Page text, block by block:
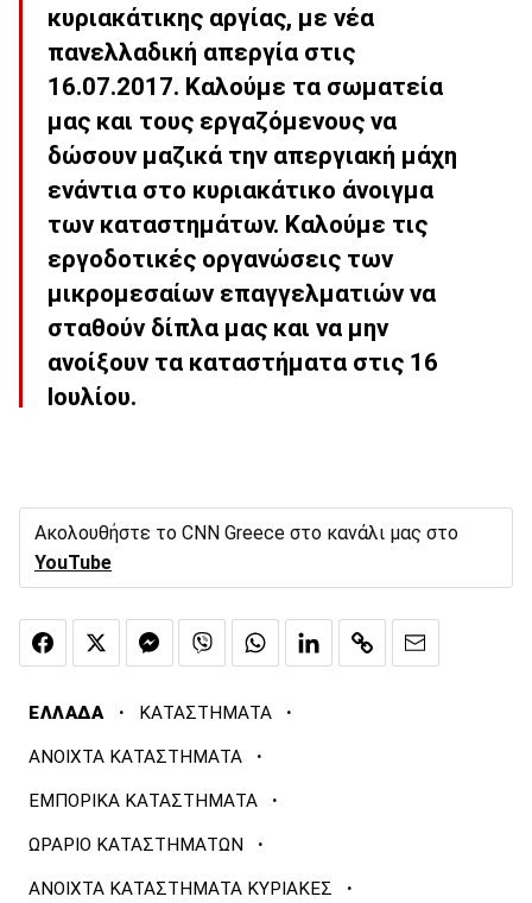
κυριακάτικης αργίας, με νέα
πανελλαδική απεργία στις
16.07.2017. Καλούμε τα σωματεία
μας και τους εργαζόμενους να
δώσουν μαζικά την απεργιακή μάχη
ενάντια στο κυριακάτικο άνοιγμα
των καταστημάτων. Καλούμε τις
εργοδοτικές οργανώσεις των
μικρομεσαίων επαγγελματιών να
σταθούν δίπλα μας και να μην
ανοίξουν τα καταστήματα στις 16
Ιουλίου.
Ακολουθήστε το CNN Greece στο κανάλι μας στο
YouTube
ΕΛΛΑΔΑ · ΚΑΤΑΣΤΗΜΑΤΑ ·
ΑΝΟΙΧΤΑ ΚΑΤΑΣΤΗΜΑΤΑ ·
ΕΜΠΟΡΙΚΑ ΚΑΤΑΣΤΗΜΑΤΑ ·
ΩΡΑΡΙΟ ΚΑΤΑΣΤΗΜΑΤΩΝ ·
ΑΝΟΙΧΤΑ ΚΑΤΑΣΤΗΜΑΤΑ ΚΥΡΙΑΚΕΣ ·